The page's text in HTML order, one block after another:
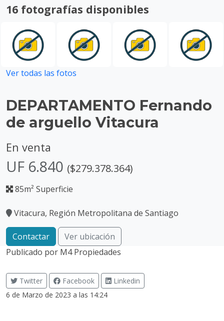
16 fotografías disponibles
Ver todas las fotos
DEPARTAMENTO Fernando
de arguello Vitacura
En venta
UF 6.840 ($279.378.364)
85m² Superficie
Vitacura, Región Metropolitana de Santiago
Contactar
Ver ubicación
Publicado por M4 Propiedades
Twitter Facebook
Linkedin
6 de Marzo de 2023 a las 14:24